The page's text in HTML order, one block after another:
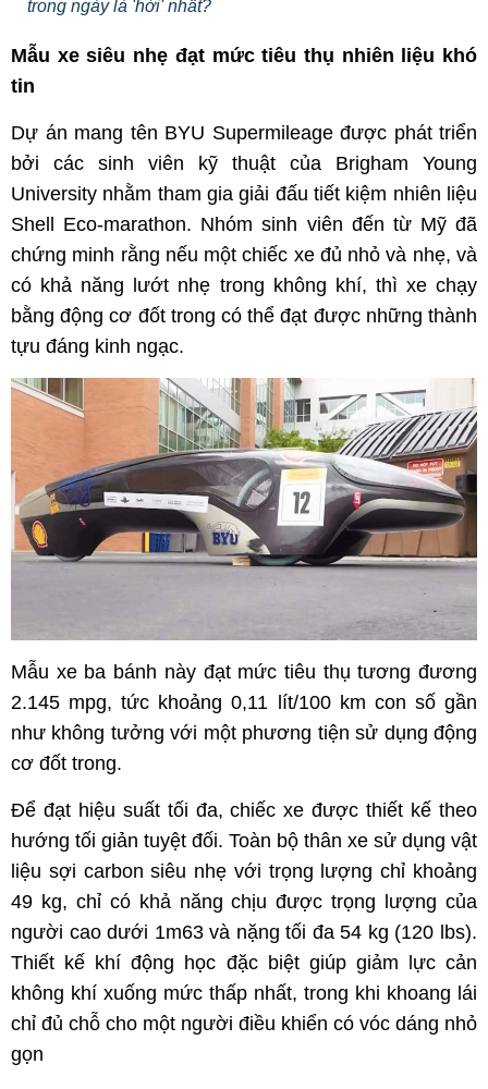
trong ngày là 'hời' nhất?
Mẫu xe siêu nhẹ đạt mức tiêu thụ nhiên liệu khó
tin
Dự án mang tên BYU Supermileage được phát triển
bởi các sinh viên kỹ thuật của Brigham Young
University nhằm tham gia giải đấu tiết kiệm nhiên liệu
Shell Eco-marathon. Nhóm sinh viên đến từ Mỹ đã
chứng minh rằng nếu một chiếc xe đủ nhỏ và nhẹ, và
có khả năng lướt nhẹ trong không khí, thì xe chạy
bằng động cơ đốt trong có thể đạt được những thành
tựu đáng kinh ngạc.
Mẫu xe ba bánh này đạt mức tiêu thụ tương đương
2.145 mpg, tức khoảng 0,11 lít/100 km con số gần
như không tưởng với một phương tiện sử dụng động
cơ đốt trong.
Để đạt hiệu suất tối đa, chiếc xe được thiết kế theo
hướng tối giản tuyệt đối. Toàn bộ thân xe sử dụng vật
liệu sợi carbon siêu nhẹ với trọng lượng chỉ khoảng
49 kg, chỉ có khả năng chịu được trọng lượng của
người cao dưới 1m63 và nặng tối đa 54 kg (120 lbs).
Thiết kế khí động học đặc biệt giúp giảm lực cản
không khí xuống mức thấp nhất, trong khi khoang lái
chỉ đủ chỗ cho một người điều khiển có vóc dáng nhỏ
gọn